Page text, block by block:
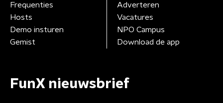
Frequenties
Hosts
Demo insturen
Gemist
Adverteren
Vacatures
NPO Campus
Download de app
FunX nieuwsbrief